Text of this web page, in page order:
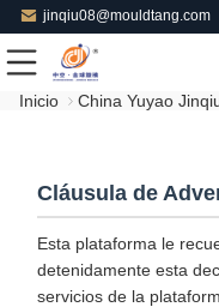
jinqiu08@mouldtang.com
Inicio China Yuyao
Cláusula de
Esta plataforma le
detenidamente esta
servicios de la